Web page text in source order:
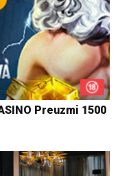
Preuzmi 1500